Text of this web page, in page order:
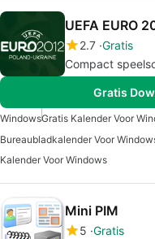
UEFA EURO
2.7 Gratis
Compact
Gratis
WindowsGratis Kalender Voor
Bureaubladkalender Voor
Kalender Voor Windows
Mini PIM
5 Gratis